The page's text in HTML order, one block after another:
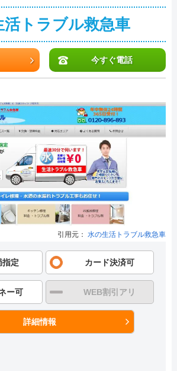
活トラブル救急車
今すぐ電話
引用元： 水の生活トラブル救急車
指定 カード決済可
ー可 WEB割引アリ
詳細情報